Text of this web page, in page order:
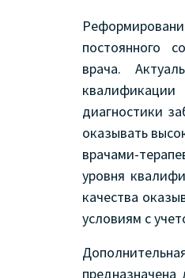
постоянного
врача.
квалификации
диагностики
оказывать
врачами-
уровня
качества
условиям с